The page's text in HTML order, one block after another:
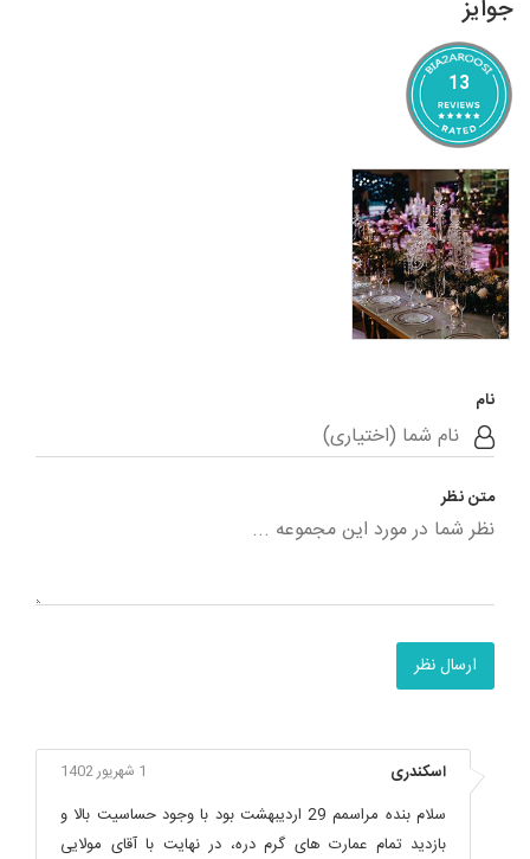
جوایز
13
باغ تالار سام 19
نام
متن نظر
ارسال نظر
اسکندری 1 شهریور 1402
سلام بنده مراسمم 29 اردیبهشت بود با وجود حساسیت بالا و
بازدید تمام عمارت های گرم دره، در نهایت با آقای مولایی